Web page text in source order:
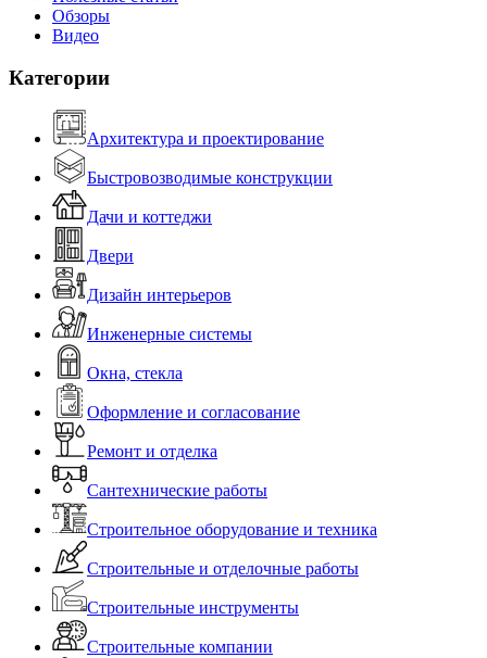
Обзоры
Видео
Категории
Архитектура и проектирование
Быстровозводимые конструкции
Дачи и коттеджи
Двери
Дизайн интерьеров
Инженерные системы
Окна, стекла
Оформление и согласование
Ремонт и отделка
Сантехнические работы
Строительное оборудование и техника
Строительные и отделочные работы
Строительные инструменты
Строительные компании